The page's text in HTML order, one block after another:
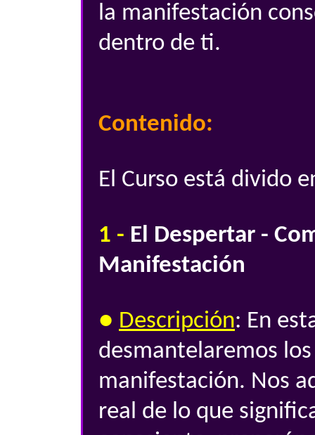
la manifestación
dentro de ti.
Contenido:
El Curso está divido
1 - El Despertar -
Manifestación
● Descripción: En
desmantelaremos
manifestación. Nos
real de lo que